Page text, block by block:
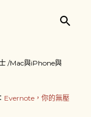
/Mac與iPhone與
Evernote，你的無壓